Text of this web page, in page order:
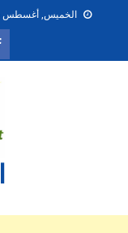
الخميس, أغسطس 06, 2026